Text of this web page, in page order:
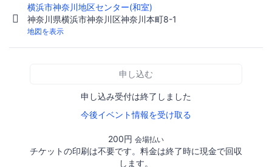
横浜市神奈川地区センター(和室)
神奈川県横浜市神奈川区神奈川本町8-1
地図を表示
申し込む
申し込み受付は終了しました
今後イベント情報を受け取る
200円 会場払い
チケットの印刷は不要です。料金は終了時に現金で回収
します。